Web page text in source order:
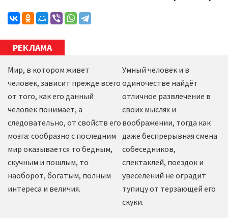
РЕКЛАМА
Мир, в котором живет
человек, зависит прежде всего
от того, как его данный
человек понимает, а
следовательно, от свойств его
мозга: сообразно с последним
мир оказывается то бедным,
скучным и пошлым, то
наоборот, богатым, полным
интереса и величия.
Умный человек и в
одиночестве найдёт
отличное развлечение в
своих мыслях и
воображении, тогда как
даже беспрерывная смена
собеседников,
спектаклей, поездок и
увеселений не оградит
тупицу от терзающей его
скуки.